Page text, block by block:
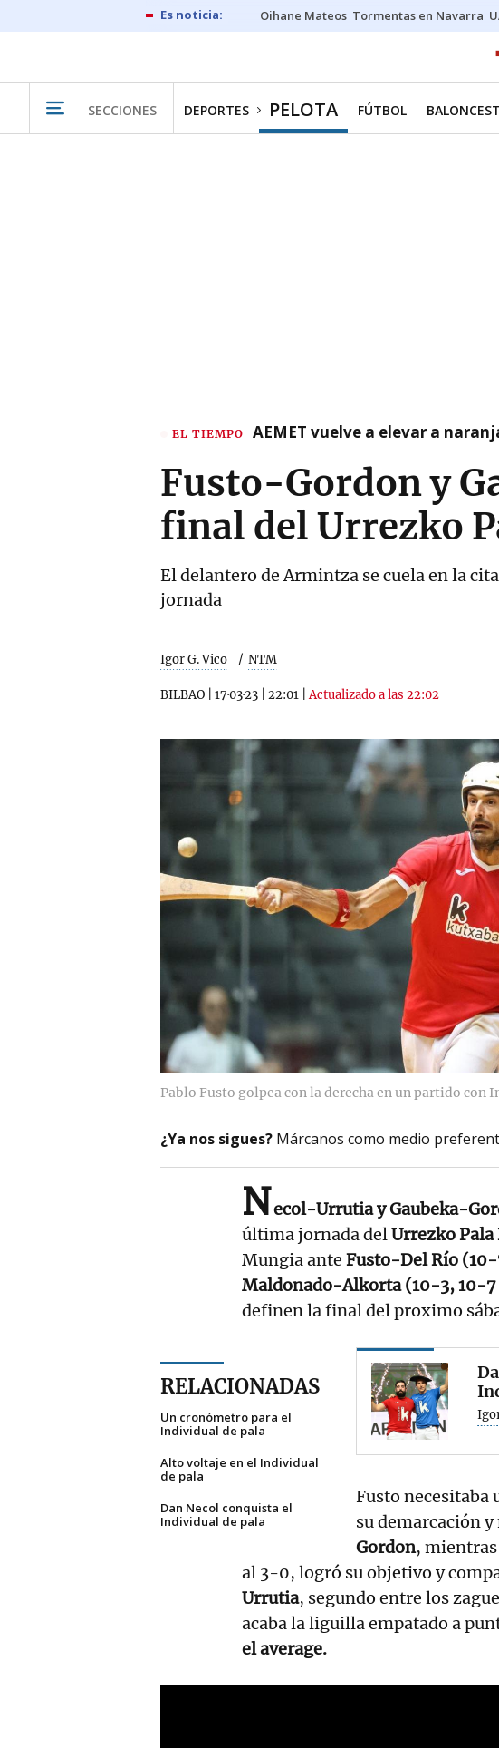
Oihane Mateos Tormentas en Navarra
SECCIONES DEPORTES PELOTA FÚTBOL
EL TIEMPO AEMET vuelve a elevar a
Fusto-Gordon y
final del Urrezko
El delantero de Armintza se cuela en la
jornada
Igor G. Vico NTM
BILBAO 17·03·23 22:01 |Actualizado a las 22:02
Pablo Fusto golpea con la derecha en un partido con
¿Ya nos sigues? Márcanos como medio
Necol-Urrutia y Gaubeka-
última jornada delUrrezko Pala
Mungia ante Fusto-Del Río
Maldonado-Alkorta (10-3, 10-
definen la final del proximo
RELACIONADAS
Un cronómetro para el
Individual de pala
Alto voltaje en el Individual
de pala
Dan Necol conquista el
Individual de pala
Fusto necesitaba
su demarcación
Gordon,
al 3-0, logró su objetivo y
Urrutia, segundo entre los
acaba la liguilla empatado a
el average.